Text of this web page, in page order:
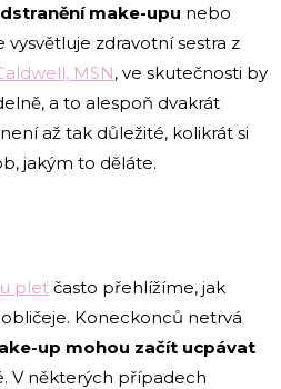
make-upu nebo
vysvětluje zdravotní sestra z
MSN, ve skutečnosti by
a to alespoň dvakrát
až tak důležité, kolikrát si
jakým to děláte.
pleť často přehlížíme, jak
Koneckonců netrvá
up mohou začít ucpávat
V některých případech